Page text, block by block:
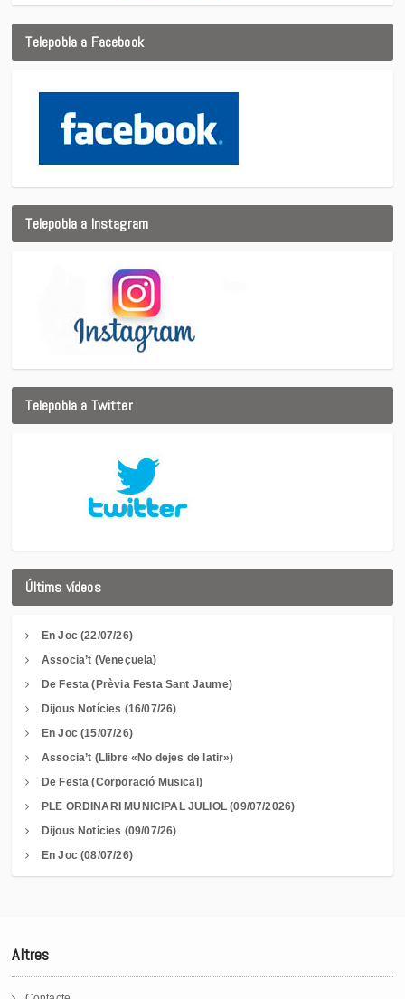
Telepobla a Facebook
Telepobla a Instagram
Telepobla a Twitter
Últims vídeos
En Joc (22/07/26)
Associa’t (Veneçuela)
De Festa (Prèvia Festa Sant Jaume)
Dijous Notícies (16/07/26)
En Joc (15/07/26)
Associa’t (Llibre «No dejes de latir»)
De Festa (Corporació Musical)
PLE ORDINARI MUNICIPAL JULIOL (09/07/2026)
Dijous Notícies (09/07/26)
En Joc (08/07/26)
Altres